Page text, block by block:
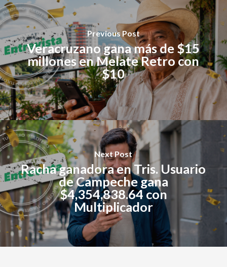
Previous Post
Veracruzano gana más de $15
millones en Melate Retro con
$10
Next Post
Racha ganadora en Tris. Usuario
de Campeche gana
$4,354,838.64 con
Multiplicador